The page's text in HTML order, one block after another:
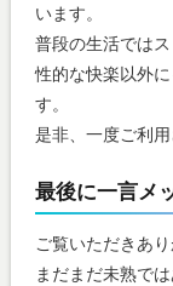
います。
普段の生活ではス
性的な快楽以外
す。
是非、一度ご利用
最後に一言メ
ご覧いただきあり
まだまだ未熟で